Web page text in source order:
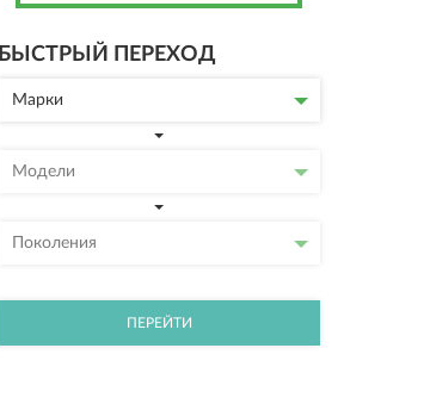
БЫСТРЫЙ ПЕРЕХОД
Марки
Модели
Поколения
ПЕРЕЙТИ